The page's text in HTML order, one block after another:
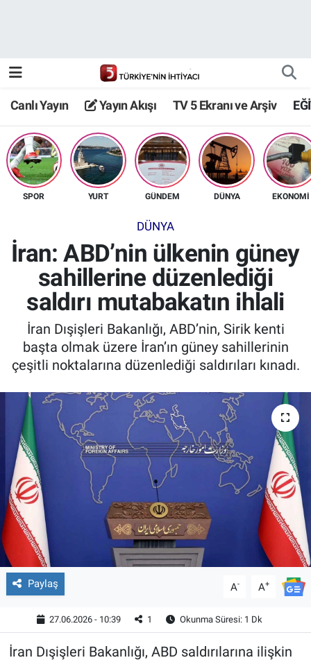
Canlı Yayın Yayın Akışı TV 5 Ekranı ve Arşiv
SPOR YURT GÜNDEM DÜNYA EKONOMİ
DÜNYA
İran: ABD’nin ülkenin güney
sahillerine düzenlediği
saldırı mutabakatın ihlali
İran Dışişleri Bakanlığı, ABD’nin, Sirik kenti
başta olmak üzere İran’ın güney sahillerinin
çeşitli noktalarına düzenlediği saldırıları kınadı.
Paylaş A- A+
27.06.2026 - 10:39 1 Okunma Süresi: 1 Dk
İran Dışişleri Bakanlığı, ABD saldırılarına ilişkin
TV 5 Ekranı ve Arşiv